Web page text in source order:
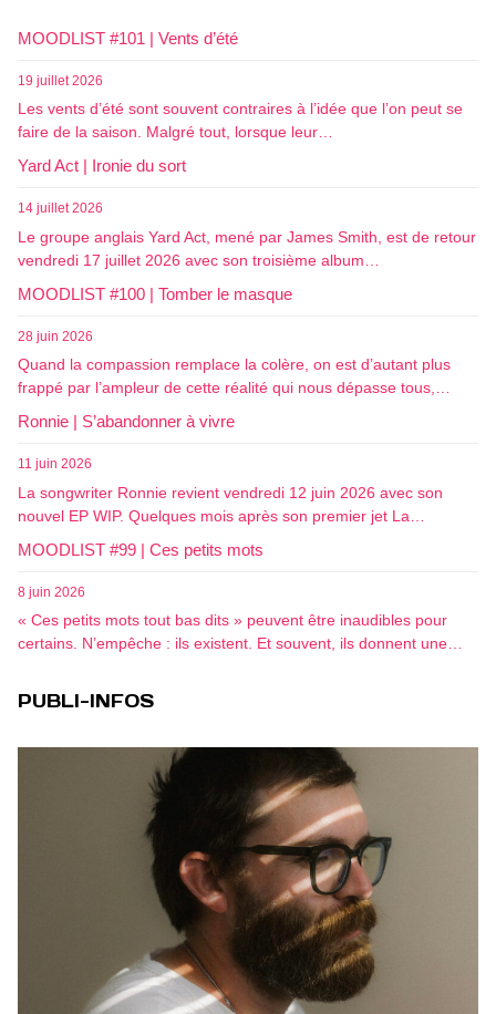
MOODLIST #101 | Vents d’été
19 juillet 2026
Les vents d’été sont souvent contraires à l’idée que l’on peut se
faire de la saison. Malgré tout, lorsque leur…
Yard Act | Ironie du sort
14 juillet 2026
Le groupe anglais Yard Act, mené par James Smith, est de retour
vendredi 17 juillet 2026 avec son troisième album…
MOODLIST #100 | Tomber le masque
28 juin 2026
Quand la compassion remplace la colère, on est d’autant plus
frappé par l’ampleur de cette réalité qui nous dépasse tous,…
Ronnie | S’abandonner à vivre
11 juin 2026
La songwriter Ronnie revient vendredi 12 juin 2026 avec son
nouvel EP WIP. Quelques mois après son premier jet La…
MOODLIST #99 | Ces petits mots
8 juin 2026
« Ces petits mots tout bas dits » peuvent être inaudibles pour
certains. N’empêche : ils existent. Et souvent, ils donnent une…
PUBLI-INFOS